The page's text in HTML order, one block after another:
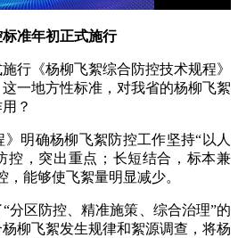
准年初正式施行
《杨柳飞絮综合防控技术规程》
这一地方性标准，对我省的杨柳飞絮
？
明确杨柳飞絮防控工作坚持“以人
控，突出重点；长短结合，标本兼
能够使飞絮量明显减少。
区防控、精准施策、综合治理”的
柳飞絮发生规律和絮源调查，将杨